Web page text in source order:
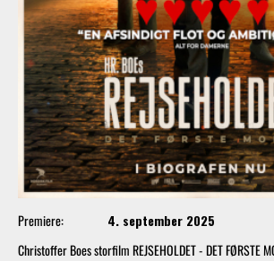
Premiere:
4. september 2025
Christoffer Boes storfilm REJSEHOLDET - DET FØRSTE